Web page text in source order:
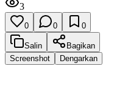
3
0 0 0
Salin
Bagikan
Screenshot
Dengarkan